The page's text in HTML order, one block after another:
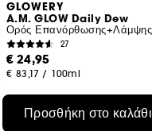
GLOWERY
A.M. GLOW Daily Dew
27
€ 24,95
€ 83,17 / 100ml
Προσθήκη στο καλάθι